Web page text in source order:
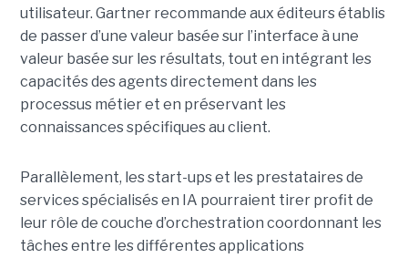
utilisateur. Gartner recommande aux éditeurs établis
de passer d’une valeur basée sur l’interface à une
valeur basée sur les résultats, tout en intégrant les
capacités des agents directement dans les
processus métier et en préservant les
connaissances spécifiques au client.
Parallèlement, les start-ups et les prestataires de
services spécialisés en IA pourraient tirer profit de
leur rôle de couche d’orchestration coordonnant les
tâches entre les différentes applications